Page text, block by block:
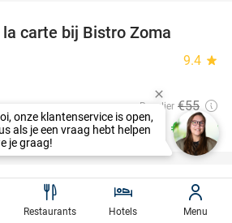
carte bij Bistro Zoma
9.4 star
Regulier €55
€34,50
49%
favorite_border
sushiboot voor 2 bij Esaki
Restaurants Hotels Menu